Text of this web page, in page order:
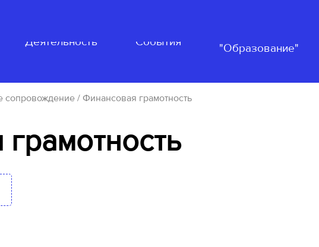
Деятельность События
"Образование"
сопровождение/ Финансовая грамотность